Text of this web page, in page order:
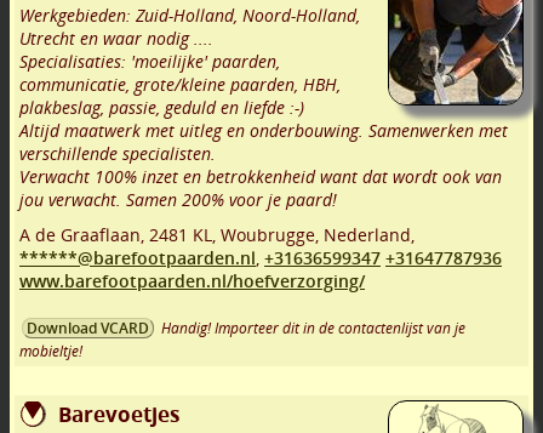
Werkgebieden: Zuid-Holland, Noord-Holland,
Utrecht en waar nodig ....
Specialisaties: 'moeilijke' paarden,
communicatie, grote/kleine paarden, HBH,
plakbeslag, passie, geduld en liefde :-)
Altijd maatwerk met uitleg en onderbouwing. Samenwerken met
verschillende specialisten.
Verwacht 100% inzet en betrokkenheid want dat wordt ook van
jou verwacht. Samen 200% voor je paard!
A de Graaflaan, 2481 KL, Woubrugge, Nederland,
******@barefootpaarden.nl, +31636599347 +31647787936
www.barefootpaarden.nl/hoefverzorging/
Download VCARD
Handig! Importeer dit in de contactenlijst van je
mobieltje!
Barevoetjes